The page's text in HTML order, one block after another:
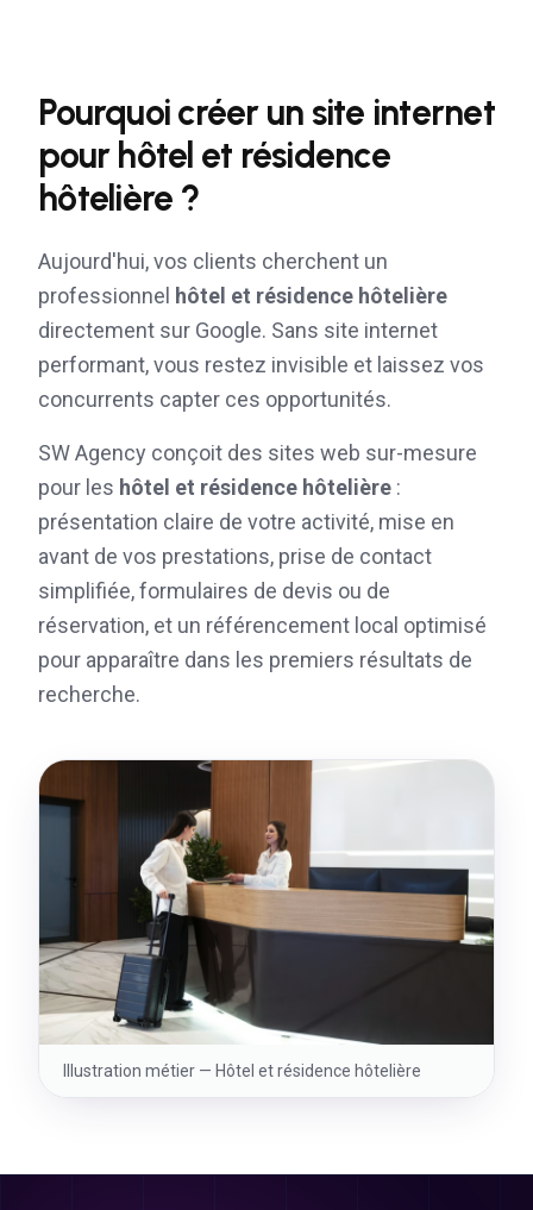
Pourquoi créer un site internet
pourhôtel et résidence
hôtelière ?
Aujourd'hui, vos clients cherchent un
professionnel hôtel et résidence hôtelière
directement sur Google. Sans site internet
performant, vous restez invisible et laissez vos
concurrents capter ces opportunités.
SW Agency conçoit des sites web sur-mesure
pour les hôtel et résidence hôtelière :
présentation claire de votre activité, mise en
avant de vos prestations, prise de contact
simplifiée, formulaires de devis ou de
réservation, et un référencement local optimisé
pour apparaître dans les premiers résultats de
recherche.
Illustration métier — Hôtel et résidence hôtelière